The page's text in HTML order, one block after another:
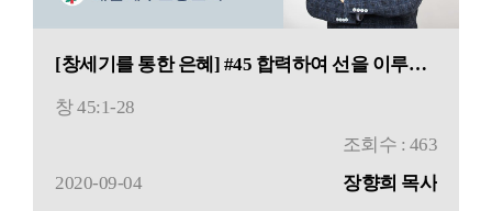
[창세기를 통한 은혜] #45 합력하여 선을 이루려면
창 45:1-28
조회수 : 463
2020-09-04
장향희 목사